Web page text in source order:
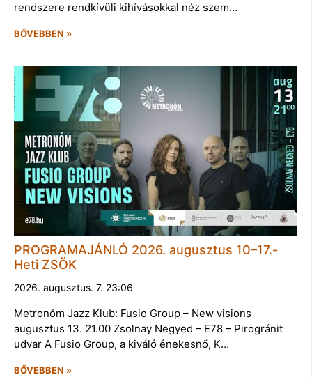
rendszere rendkívüli kihívásokkal néz szem…
BŐVEBBEN »
PROGRAMAJÁNLÓ 2026. augusztus 10–17.-
Heti ZSÖK
2026. augusztus. 7. 23:06
Metronóm Jazz Klub: Fusio Group – New visions
augusztus 13. 21.00 Zsolnay Negyed – E78 – Pirogránit
udvar A Fusio Group, a kiváló énekesnő, K…
BŐVEBBEN »